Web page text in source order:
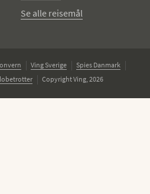
Se alle reisemål
Ving Sverige
Spies Danmark
Copyright Ving, 2026